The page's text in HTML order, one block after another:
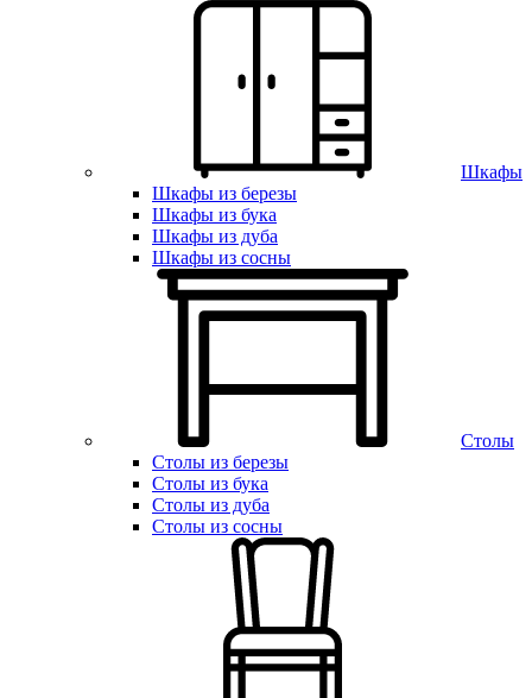
Шкафы
Шкафы из березы
Шкафы из бука
Шкафы из дуба
Шкафы из сосны
Столы
Столы из березы
Столы из бука
Столы из дуба
Столы из сосны